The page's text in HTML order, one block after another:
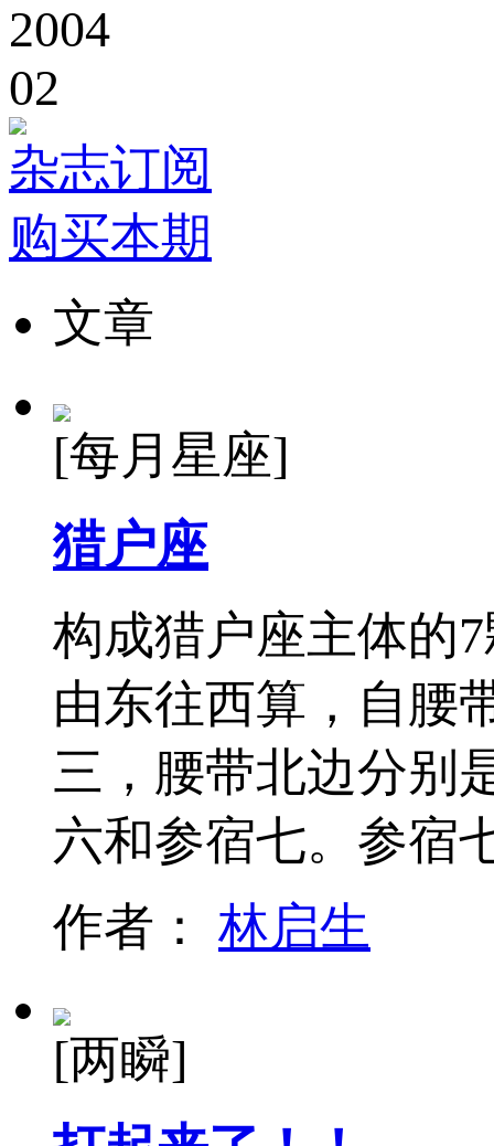
2004
02
杂志订阅
购买本期
文章
[每月星座]
猎户座
构成猎户座主体的
由东往西算，自腰
三，腰带北边分别
六和参宿七。参
作者： 林启生
[两瞬]